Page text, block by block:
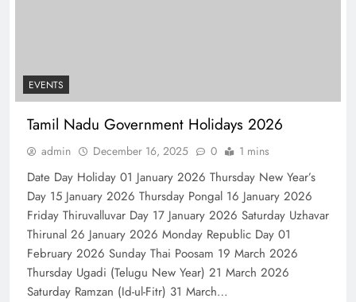
EVENTS
Tamil Nadu Government Holidays 2026
admin December 16, 2025 0 1 mins
Date Day Holiday 01 January 2026 Thursday New Year’s
Day 15 January 2026 Thursday Pongal 16 January 2026
Friday Thiruvalluvar Day 17 January 2026 Saturday Uzhavar
Thirunal 26 January 2026 Monday Republic Day 01
February 2026 Sunday Thai Poosam 19 March 2026
Thursday Ugadi (Telugu New Year) 21 March 2026
Saturday Ramzan (Id-ul-Fitr) 31 March…